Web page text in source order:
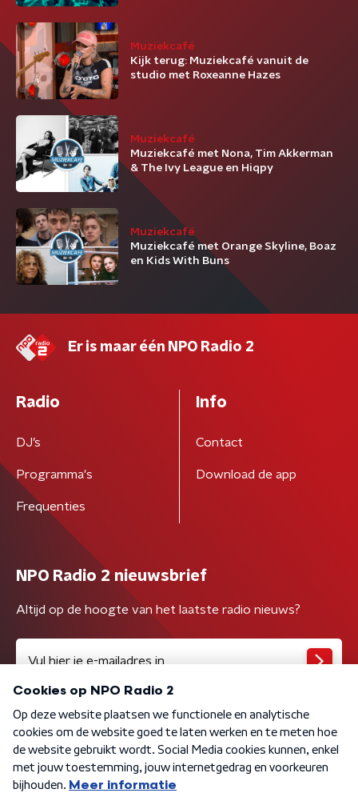
Muziekcafé
Kijk terug: Muziekcafé vanuit de
studio met Roxeanne Hazes
Muziekcafé
Muziekcafé met Nona, Tim Akkerman
& The Ivy League en Hiqpy
Muziekcafé
Muziekcafé met Orange Skyline, Boaz
en Kids With Buns
Er is maar één NPO Radio 2
Radio
DJ’s
Programma's
Frequenties
Info
Contact
Download de app
NPO Radio 2 nieuwsbrief
Altijd op de hoogte van het laatste radio nieuws?
Algemene voorwaarden